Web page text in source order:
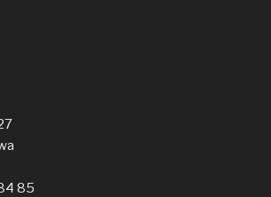
85